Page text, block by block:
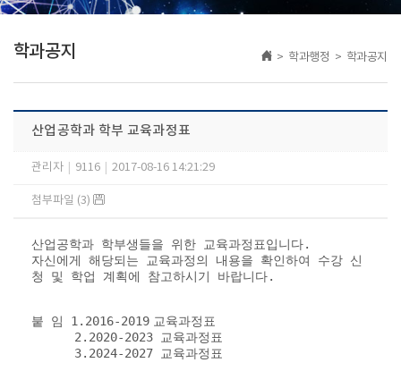
학과공지 > 학과행정 > 학과공지
산업공학과 학부 교육과정표
관리자 9116 2017-08-16 14:21:29
첨부파일 (3)
산업공학과 학부생들을 위한 교육과정표입니다.
자신에게 해당되는 교육과정의 내용을 확인하여 수강 신
청 및 학업 계획에 참고하시기 바랍니다.
붙 임 1.2016-2019 교육과정표
2.2020-2023 교육과정표
3.2024-2027 교육과정표